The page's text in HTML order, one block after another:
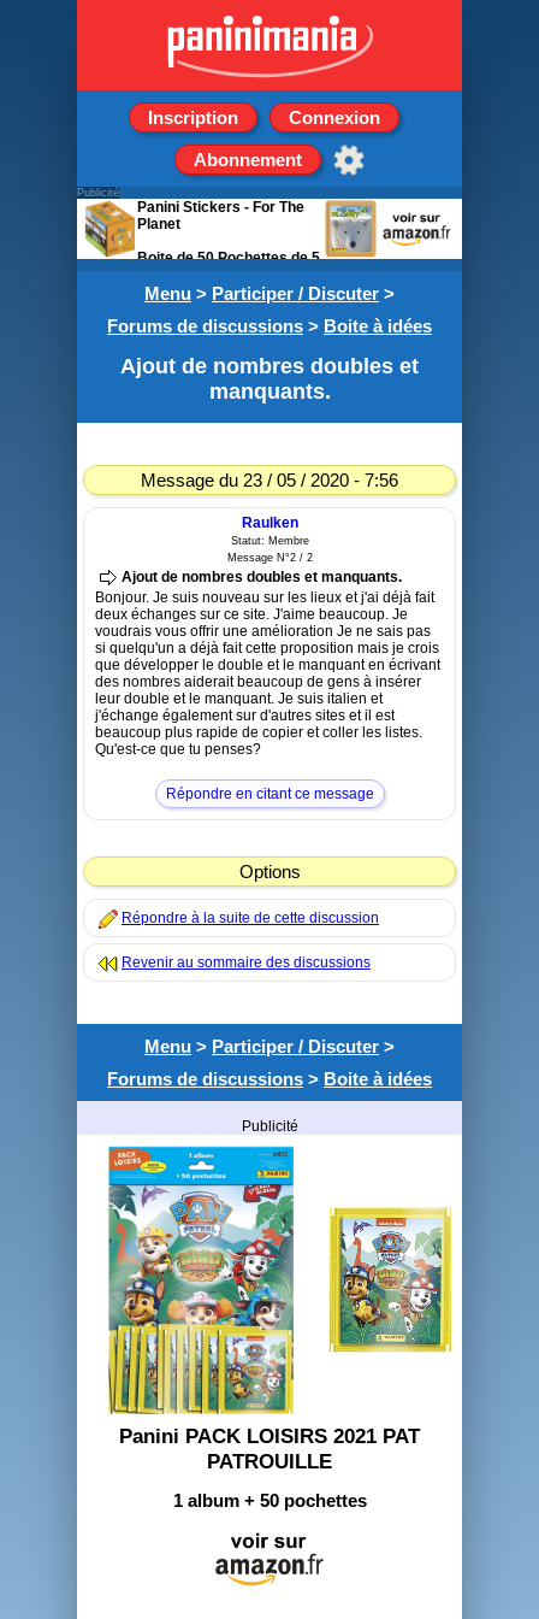
Inscription Connexion
Abonnement
Menu > Participer / Discuter >
Forums de discussions > Boite à idées
Ajout de nombres doubles et
manquants.
Message du 23 / 05 / 2020 - 7:56
Raulken
Statut: Membre
Message N°2 / 2
Ajout de nombres doubles et manquants.
Bonjour. Je suis nouveau sur les lieux et j'ai déjà fait
deux échanges sur ce site. J'aime beaucoup. Je
voudrais vous offrir une amélioration Je ne sais pas
si quelqu'un a déjà fait cette proposition mais je crois
que développer le double et le manquant en écrivant
des nombres aiderait beaucoup de gens à insérer
leur double et le manquant. Je suis italien et
j'échange également sur d'autres sites et il est
beaucoup plus rapide de copier et coller les listes.
Qu'est-ce que tu penses?
Répondre en citant ce message
Options
Répondre à la suite de cette discussion
Revenir au sommaire des discussions
Menu > Participer / Discuter >
Forums de discussions > Boite à idées
Publicité
Panini PACK LOISIRS 2021 PAT
PATROUILLE
1 album + 50 pochettes
Publicité
Panini Stickers - For The
Planet
Boite de 50 Pochettes de 5
stickers